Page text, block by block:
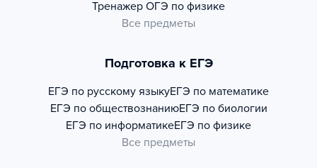
Тренажер ОГЭ по физике
Все предметы
Подготовка к ЕГЭ
ЕГЭ по русскому языкуЕГЭ по математике
ЕГЭ по обществознаниюЕГЭ по биологии
ЕГЭ по информатикеЕГЭ по физике
Все предметы